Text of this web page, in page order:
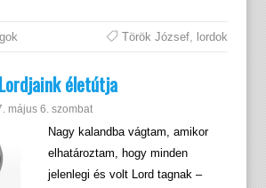
Török József, lordok
életútja
május 6. szombat
Nagy kalandba vágtam, amikor
elhatároztam, hogy minden
jelenlegi és volt Lord tagnak –